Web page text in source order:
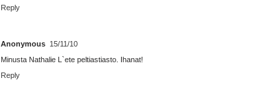
Reply
Anonymous 15/11/10
Minusta Nathalie L`ete peltiastiasto. Ihanat!
Reply